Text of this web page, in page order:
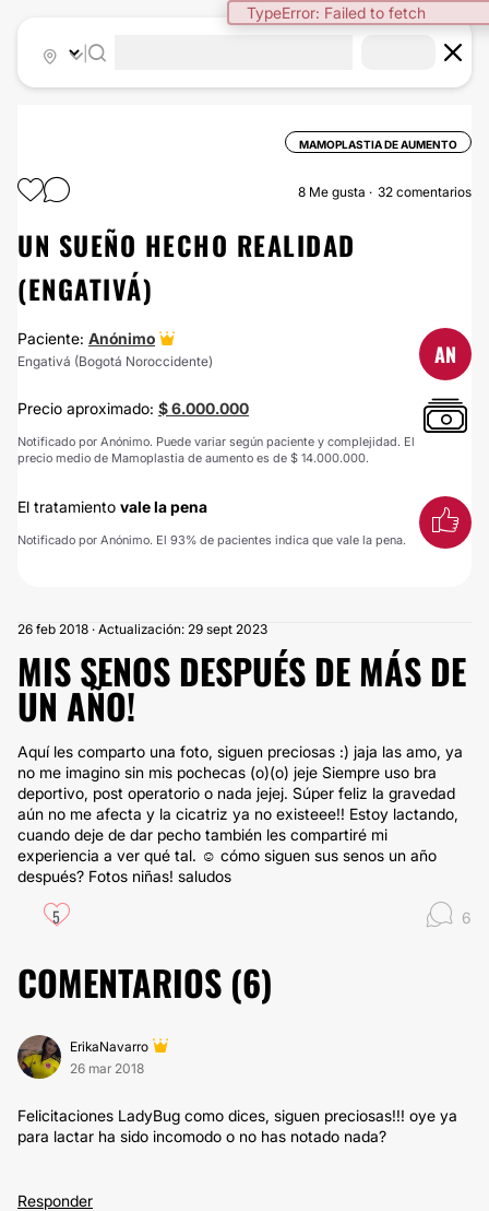
MAMOPLASTIA DE AUMENTO
8 Me gusta 32 comentarios
UN SUEÑO HECHO REALIDAD
(ENGATIVÁ)
Paciente: Anónimo
Engativá (Bogotá Noroccidente) AN
Precio aproximado: $ 6.000.000
Notificado por Anónimo. Puede variar según paciente y complejidad. El
precio medio de Mamoplastia de aumento es de $ 14.000.000.
El tratamiento vale la pena
Notificado por Anónimo. El 93% de pacientes indica que vale la pena.
26 feb 2018 · Actualización: 29 sept 2023
MIS SENOS DESPUÉS DE MÁS DE
UN AÑO!
Aquí les comparto una foto, siguen preciosas :) jaja las amo, ya
no me imagino sin mis pochecas (o)(o) jeje Siempre uso bra
deportivo, post operatorio o nada jejej. Súper feliz la gravedad
aún no me afecta y la cicatriz ya no existeee!! Estoy lactando,
cuando deje de dar pecho también les compartiré mi
experiencia a ver qué tal. ☺ cómo siguen sus senos un año
después? Fotos niñas! saludos
5 6
COMENTARIOS (6)
ErikaNavarro
26 mar 2018
Felicitaciones LadyBug como dices, siguen preciosas!!! oye ya
para lactar ha sido incomodo o no has notado nada?
Responder